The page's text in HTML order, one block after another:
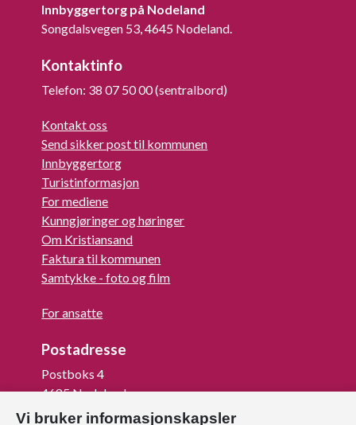
Innbyggertorg på Nodeland
Songdalsvegen 53, 4645 Nodeland.
Kontaktinfo
Telefon: 38 07 50 00 (sentralbord)
Kontakt oss
Send sikker post til kommunen
Innbyggertorg
Turistinformasjon
For mediene
Kunngjøringer og høringer
Om Kristiansand
Faktura til kommunen
Samtykke - foto og film
For ansatte
Postadresse
Postboks 4
4685 Nodeland
Vi bruker informasjonskapsler